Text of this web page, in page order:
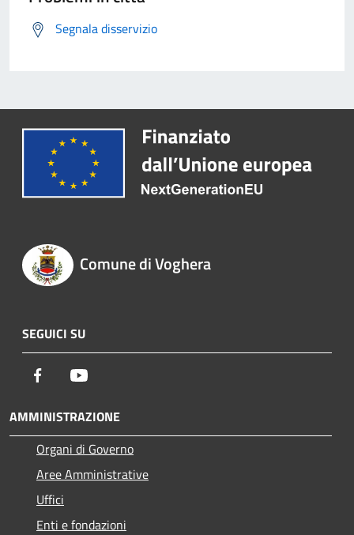
Segnala disservizio
Comune di Voghera
SEGUICI SU
Facebook
AMMINISTRAZIONE
Organi di Governo
Aree Amministrative
Uffici
Enti e fondazioni